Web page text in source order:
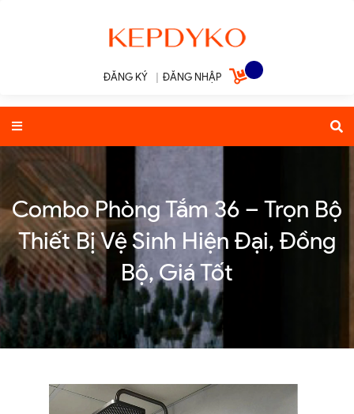
ĐĂNG KÝ ĐĂNG NHẬP
Combo Phòng Tắm 36 – Trọn Bộ
Thiết Bị Vệ Sinh Hiện Đại, Đồng
Bộ, Giá Tốt